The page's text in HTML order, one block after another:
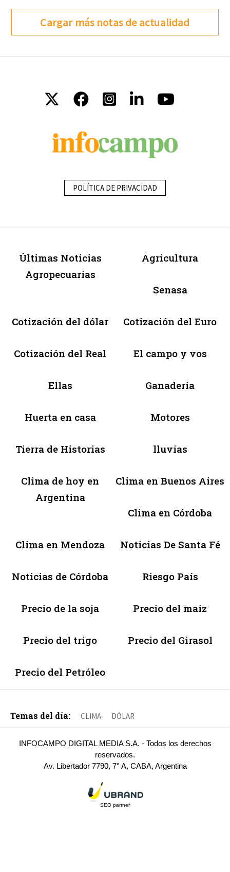
Cargar más notas de actualidad
POLÍTICA DE PRIVACIDAD
Últimas Noticias
Agropecuarias
Agricultura
Senasa
Cotización del dólar Cotización del Euro
Cotización del Real El campo y vos
Ellas Ganadería
Huerta en casa Motores
Tierra de Historias lluvias
Clima de hoy en
Argentina
Clima en Buenos Aires
Clima en Córdoba
Clima en Mendoza Noticias De Santa Fé
Noticias de Córdoba Riesgo País
Precio de la soja Precio del maíz
Precio del trigo Precio del Girasol
Precio del Petróleo
Temas del día: CLIMA DÓLAR
INFOCAMPO DIGITAL MEDIA S.A. - Todos los derechos
reservados.
Av. Libertador 7790, 7° A, CABA, Argentina
SEO partner